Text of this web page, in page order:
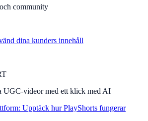
community
dina kunders innehåll
UGC-videor med ett klick med AI
Upptäck hur PlayShorts fungerar